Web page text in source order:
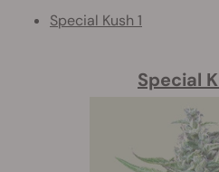
Special Kush 1
Special